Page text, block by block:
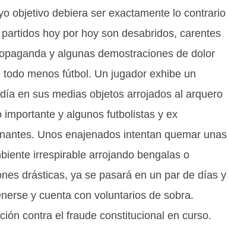
objetivo debiera ser exactamente lo contrario
hoy por hoy son desabridos, carentes
y algunas demostraciones de dolor
menos fútbol. Un jugador exhibe un
en sus medias objetos arrojados al arquero
y algunos futbolistas y ex
Unos enajenados intentan quemar unas
irrespirable arrojando bengalas o
drásticas, ya se pasará en un par de días y
y cuenta con voluntarios de sobra.
contra el fraude constitucional en curso.